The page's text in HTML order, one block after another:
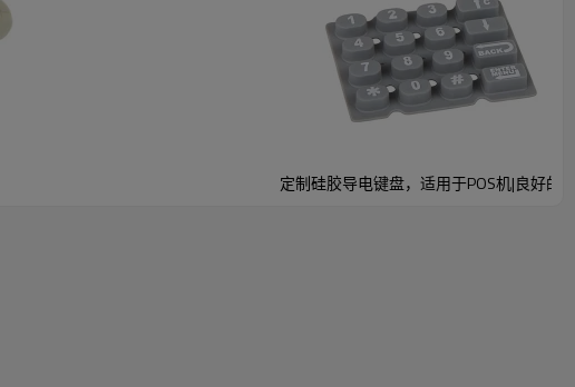
定制硅胶导电键盘，适用于POS机|良好的